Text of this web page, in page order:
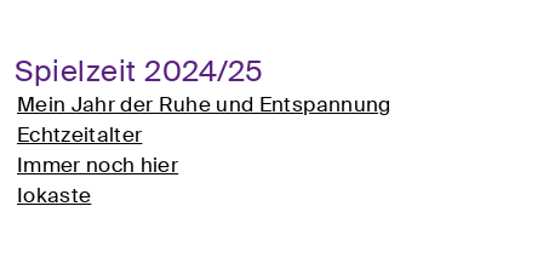
Spielzeit 2024/25
Mein Jahr der Ruhe und Entspannung
Echtzeitalter
Immer noch hier
Iokaste